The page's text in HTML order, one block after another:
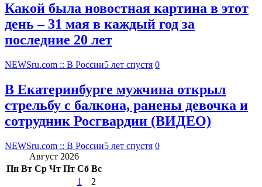
Какой была новостная картина в этот
день – 31 мая в каждый год за
последние 20 лет
NEWSru.com :: В России5 лет спустя 0
В Екатеринбурге мужчина открыл
стрельбу с балкона, ранены девочка и
сотрудник Росгвардии (ВИДЕО)
NEWSru.com :: В России5 лет спустя 0
Август 2026
Пн Вт Ср Чт Пт Сб Вс
1
2